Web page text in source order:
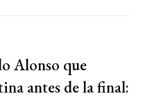
Alonso que
antes de la final: